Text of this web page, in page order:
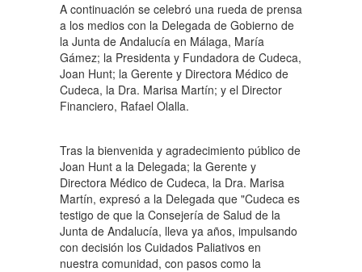
A continuación se celebró una rueda de prensa
a los medios con la Delegada de Gobierno de
la Junta de Andalucía en Málaga, María
Gámez; la Presidenta y Fundadora de Cudeca,
Joan Hunt; la Gerente y Directora Médico de
Cudeca, la Dra. Marisa Martín; y el Director
Financiero, Rafael Olalla.
Tras la bienvenida y agradecimiento público de
Joan Hunt a la Delegada; la Gerente y
Directora Médico de Cudeca, la Dra. Marisa
Martín, expresó a la Delegada que "Cudeca es
testigo de que la Consejería de Salud de la
Junta de Andalucía, lleva ya años, impulsando
con decisión los Cuidados Paliativos en
nuestra comunidad, con pasos como la